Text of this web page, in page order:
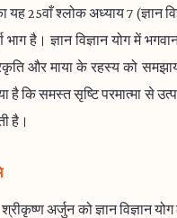
यह 25वाँ श्लोक अध्याय 7 (ज्ञान
भाग है। ज्ञान विज्ञान योग में
और माया के रहस्य को
है कि समस्त सृष्टि परमात्मा से
है।
अर्जुन को ज्ञान विज्ञान